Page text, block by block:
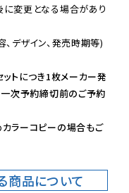
変更となる場合があり
デザイン、発売時期等)
トにつき1枚メーカー発
一次予約締切前のご予約
ラーコピーの場合もご
商品について